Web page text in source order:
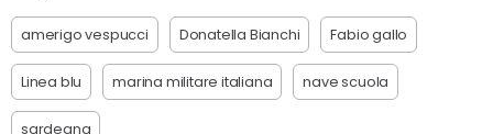
amerigo vespucci Donatella Bianchi Fabio gallo
Linea blu marina militare italiana nave scuola
sardegna